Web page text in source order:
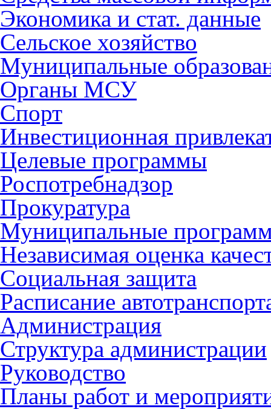
Экономика и стат. данные
Сельское хозяйство
Муниципальные
Органы МСУ
Спорт
Инвестиционная
Целевые программы
Роспотребнадзор
Прокуратура
Муниципальные
Независимая оценка
Социальная защита
Расписание
Администрация
Структура администрации
Руководство
Планы работ и